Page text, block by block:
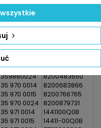
970 0014
970 0015
970 0024
971 0014
971 0015
860081
55197838
7701477421
8200433479
8200483650
8200683866
8200766765
8200879731
1441100Q0B
14411-00Q0B